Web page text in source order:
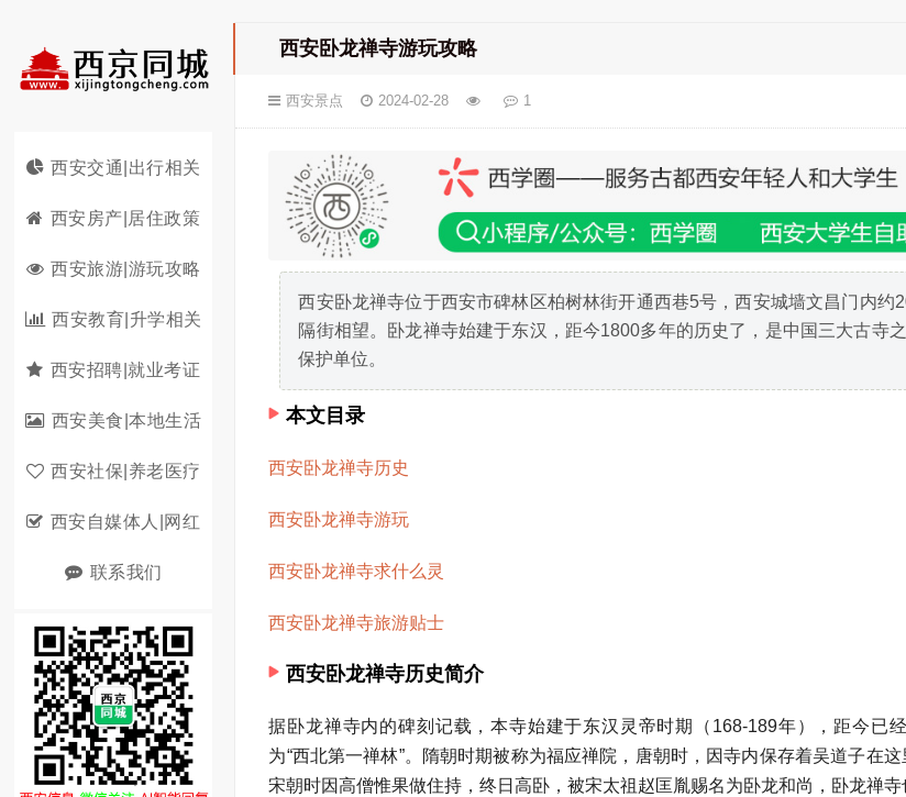
西安交通|出行相关
西安房产|居住政策
西安旅游|游玩攻略
西安教育|升学相关
西安招聘|就业考证
西安美食|本地生活
西安社保|养老医疗
西安自媒体人|网红
联系我们
西安卧龙禅寺游玩攻略
西安景点 2024-02-28 1
西安卧龙禅寺位于西安市碑林区柏树林街开通西巷5号，西安城墙文昌门内约
隔街相望。卧龙禅寺始建于东汉，距今1800多年的历史了，是中国三大古寺
保护单位。
本文目录
西安卧龙禅寺历史
西安卧龙禅寺游玩
西安卧龙禅寺求什么灵
西安卧龙禅寺旅游贴士
西安卧龙禅寺历史简介
据卧龙禅寺内的碑刻记载，本寺始建于东汉灵帝时期（168-189年），距今已
为“西北第一禅林”。隋朝时期被称为福应禅院，唐朝时，因寺内保存着吴道子在这
宋朝时因高僧惟果做住持，终日高卧，被宋太祖赵匡胤赐名为卧龙和尚，卧龙禅寺